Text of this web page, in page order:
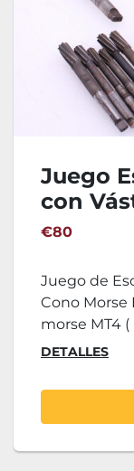
Juego
con
€80
Juego de
Cono Morse
morse MT4 (
DETALLES